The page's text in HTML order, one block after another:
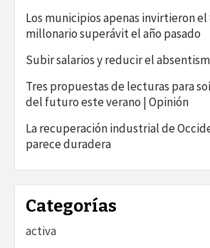
Los municipios apenas invirtieron el
millonario superávit el año pasado
Subir salarios y reducir el
Tres propuestas de lecturas para
del futuro este verano | Opinión
La recuperación industrial de
parece duradera
Categorías
activa